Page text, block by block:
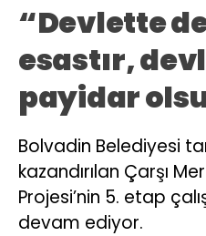
“Devlette
esastır,
payidar
Bolvadin Belediyesi
kazandırılan Çarşı
Projesi’nin 5. etap
devam ediyor.